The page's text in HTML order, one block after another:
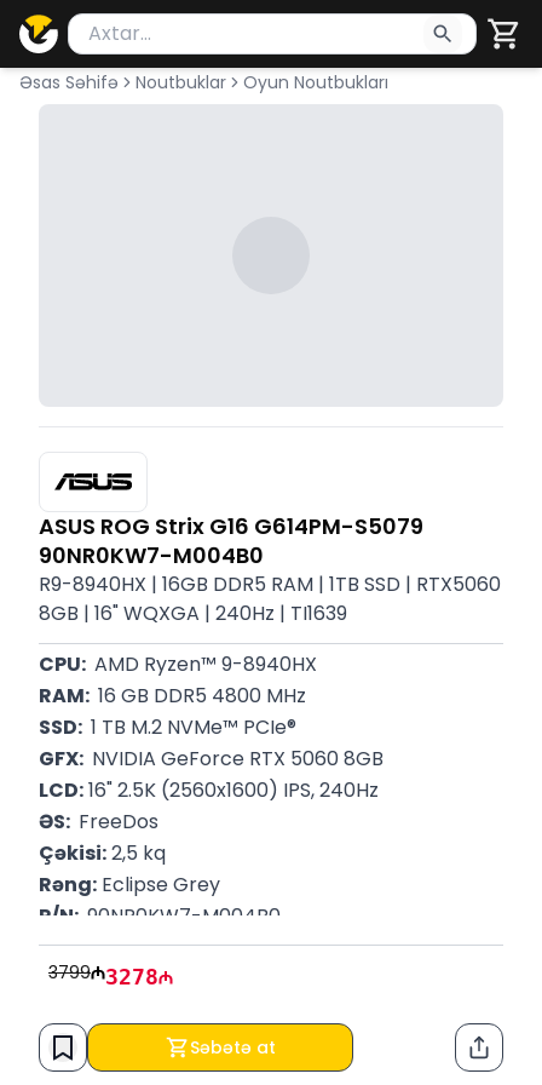
Məhsul axtar
Axtarış üçün ən azı 2 simvol yazın. Göndərmək
Əsas Səhifə Noutbuklar Oyun Noutbukları
ASUS ROG Strix G16 G614PM-S5079
90NR0KW7-M004B0
R9-8940HX | 16GB DDR5 RAM | 1TB SSD | RTX5060
8GB | 16" WQXGA | 240Hz | TI1639
CPU: AMD Ryzen™ 9-8940HX
RAM: 16 GB DDR5 4800 MHz
SSD: 1 TB M.2 NVMe™ PCIe®
GFX: NVIDIA GeForce RTX 5060 8GB
LCD: 16" 2.5K (2560x1600) IPS, 240Hz
ƏS: FreeDos
Çəkisi: 2,5 kq
Rəng: Eclipse Grey
P/N: 90NR0KW7-M004B0
Zəmanət: 12 Ay
3799 3278
Səbətə at